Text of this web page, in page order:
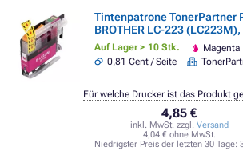
Tintenpatrone TonerPartner
BROTHER LC-223
Auf Lager > 10 Stk. Magenta
0,81 Cent / Seite
4,85 €
inkl. MwSt. zzgl. Versand
4,04 € ohne MwSt.
Niedrigster Preis der letzten 30 Tage:
Für welche Drucker ist das Produkt